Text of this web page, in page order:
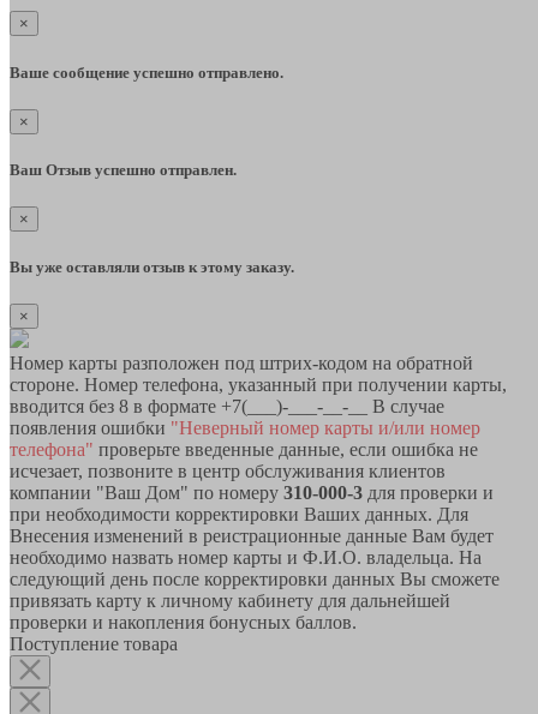
×
Ваше сообщение успешно отправлено.
×
Ваш Отзыв успешно отправлен.
×
Вы уже оставляли отзыв к этому заказу.
×
Номер карты разположен под штрих-кодом на обратной
стороне. Номер телефона, указанный при получении карты,
вводится без 8 в формате +7(___)-___-__-__ В случае
появления ошибки "Неверный номер карты и/или номер
телефона" проверьте введенные данные, если ошибка не
исчезает, позвоните в центр обслуживания клиентов
компании "Ваш Дом" по номеру 310-000-3 для проверки и
при необходимости корректировки Ваших данных. Для
Внесения изменений в реистрационные данные Вам будет
необходимо назвать номер карты и Ф.И.О. владельца. На
следующий день после корректировки данных Вы сможете
привязать карту к личному кабинету для дальнейшей
проверки и накопления бонусных баллов.
Поступление товара